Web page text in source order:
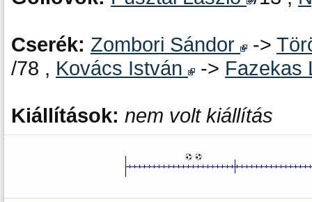
Cserék: Zombori Sándor ->
/78 , Kovács István -> Fazekas
Kiállítások: nem volt kiállítás